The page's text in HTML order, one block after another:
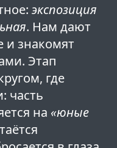
экспозиция
. Нам дают
знакомят
Этап
где
часть
на «юные